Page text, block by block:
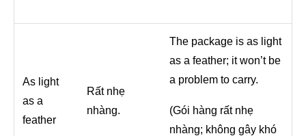
As light
as a
feather
Rất nhẹ
nhàng.
The package is as light
as a feather; it won’t be
a problem to carry.
(Gói hàng rất nhẹ
nhàng; không gây khó